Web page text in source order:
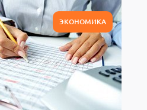
ЭКОНОМИКА